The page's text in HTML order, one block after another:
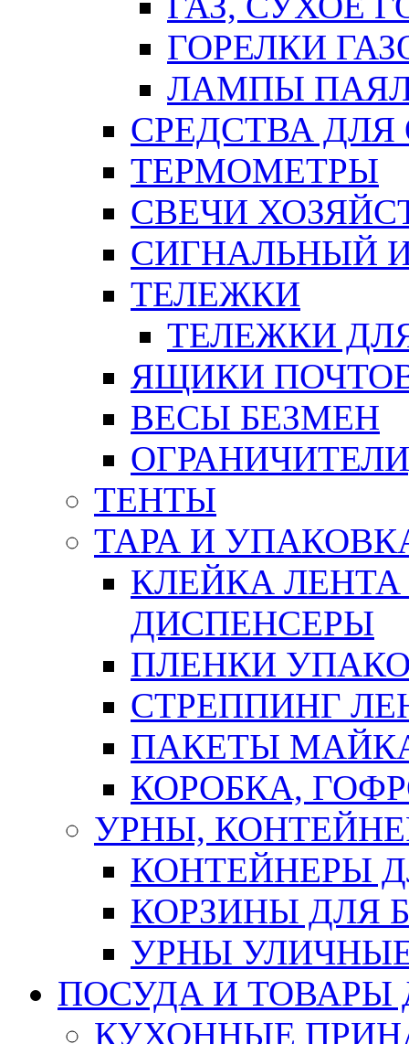
ГОРЕЛКИ
ЛАМПЫ
СРЕДСТВА
ТЕРМОМЕТРЫ
СВЕЧИ
СИГНАЛЬНЫЙ
ТЕЛЕЖКИ
ТЕЛЕЖКИ
ЯЩИКИ
ВЕСЫ БЕЗМЕН
ТЕНТЫ
ТАРА И
КЛЕЙКА
ДИСПЕНСЕРЫ
ПЛЕНКИ
СТРЕППИНГ
ПАКЕТЫ
КОРОБКА,
УРНЫ,
КОНТЕЙНЕРЫ
КОРЗИНЫ ДЛЯ
УРНЫ
ПОСУДА И ТОВАРЫ
КУХОННЫЕ